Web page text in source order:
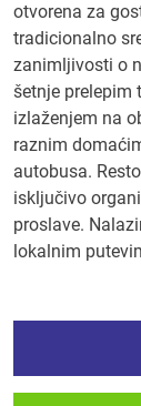
otvorena za
tradicionalno
zanimljivosti o
šetnje prelepim
izlaženjem na
raznim
autobusa.
isključivo
proslave.
lokalnim